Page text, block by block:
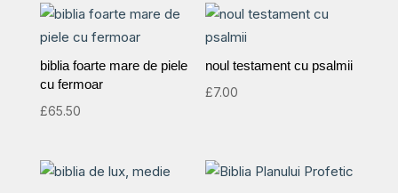
biblia foarte mare de piele
cu fermoar
£65.50
noul testament cu psalmii
£7.00